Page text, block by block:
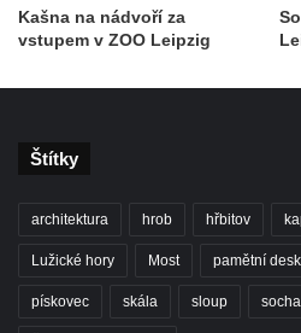
Kašna se sochou Voda u
Fontána poblíž kruhového
Kašna na nádvoří za
vstupem v ZOO Leipzig
Štítky
architektura hrob hřbitov
Lužické hory Most pamětní
pískovec skála sloup socha